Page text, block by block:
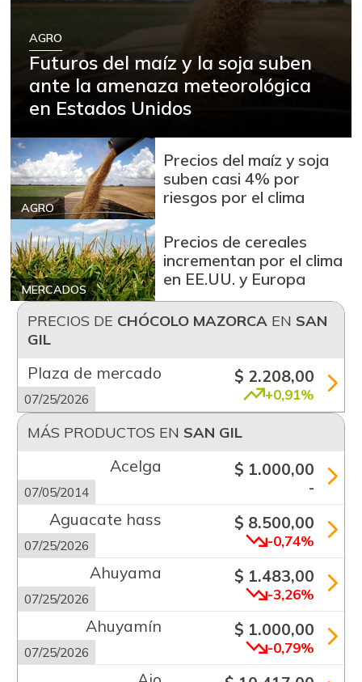
AGRO
Futuros del maíz y la soja suben
ante la amenaza meteorológica
en Estados Unidos
AGRO
Precios del maíz y soja
suben casi 4% por
riesgos por el clima
MERCADOS
Precios de cereales
incrementan por el clima
en EE.UU. y Europa
PRECIOS DE CHÓCOLO MAZORCAEN SAN
GIL
Plaza de mercado
07/25/2026
$ 2.208,00
+0,91%
MÁS PRODUCTOS EN SAN GIL
Acelga
07/05/2014
$ 1.000,00
-
Aguacate hass
07/25/2026
$ 8.500,00
-0,74%
Ahuyama
07/25/2026
$ 1.483,00
-3,26%
Ahuyamín
07/25/2026
$ 1.000,00
-0,79%